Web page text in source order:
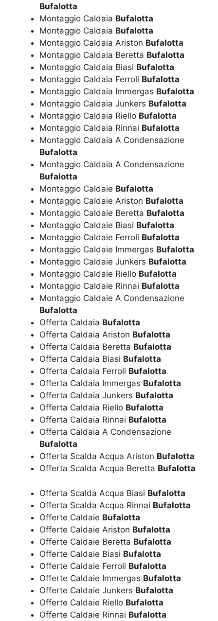
Bufalotta
Montaggio Caldaia Bufalotta
Montaggio Caldaia Bufalotta
Montaggio Caldaia Ariston Bufalotta
Montaggio Caldaia Beretta Bufalotta
Montaggio Caldaia Biasi Bufalotta
Montaggio Caldaia Ferroli Bufalotta
Montaggio Caldaia Immergas Bufalotta
Montaggio Caldaia Junkers Bufalotta
Montaggio Caldaia Riello Bufalotta
Montaggio Caldaia Rinnai Bufalotta
Montaggio Caldaia A Condensazione
Bufalotta
Montaggio Caldaia A Condensazione
Bufalotta
Montaggio Caldaie Bufalotta
Montaggio Caldaie Ariston Bufalotta
Montaggio Caldaie Beretta Bufalotta
Montaggio Caldaie Biasi Bufalotta
Montaggio Caldaie Ferroli Bufalotta
Montaggio Caldaie Immergas Bufalotta
Montaggio Caldaie Junkers Bufalotta
Montaggio Caldaie Riello Bufalotta
Montaggio Caldaie Rinnai Bufalotta
Montaggio Caldaie A Condensazione
Bufalotta
Offerta Caldaia Bufalotta
Offerta Caldaia Ariston Bufalotta
Offerta Caldaia Beretta Bufalotta
Offerta Caldaia Biasi Bufalotta
Offerta Caldaia Ferroli Bufalotta
Offerta Caldaia Immergas Bufalotta
Offerta Caldaia Junkers Bufalotta
Offerta Caldaia Riello Bufalotta
Offerta Caldaia Rinnai Bufalotta
Offerta Caldaia A Condensazione
Bufalotta
Offerta Scalda Acqua Ariston Bufalotta
Offerta Scalda Acqua Beretta Bufalotta
Offerta Scalda Acqua Biasi Bufalotta
Offerta Scalda Acqua Rinnai Bufalotta
Offerte Caldaie Bufalotta
Offerte Caldaie Ariston Bufalotta
Offerte Caldaie Beretta Bufalotta
Offerte Caldaie Biasi Bufalotta
Offerte Caldaie Ferroli Bufalotta
Offerte Caldaie Immergas Bufalotta
Offerte Caldaie Junkers Bufalotta
Offerte Caldaie Riello Bufalotta
Offerte Caldaie Rinnai Bufalotta